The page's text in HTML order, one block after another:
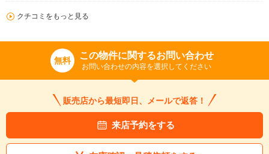
クチコミをもっと見る
無料 この物件に関するお問い合わせ
お問い合わせの内容を選択してください
販売店から最短即日、メールで返答！
来店予約をする